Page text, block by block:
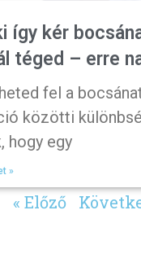
így kér
téged – erre
fel a
közötti
hogy egy
»
« Előző